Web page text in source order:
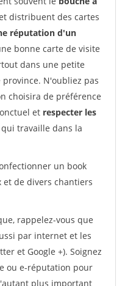
distribuent des cartes
réputation d'un
bonne carte de visite
dans une petite
N'oubliez pas
choisira de préférence
et respecter les
travaille dans la
un book
et de divers chantiers
rappelez-vous que
par internet et les
et Google +). Soignez
ou e-réputation pour
plus important